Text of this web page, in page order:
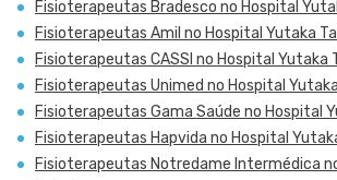
Fisioterapeutas Bradesco no Hospital
Fisioterapeutas Amil no Hospital Yutaka
Fisioterapeutas CASSI no Hospital Yutaka
Fisioterapeutas Unimed no Hospital
Fisioterapeutas Gama Saúde no Hospital
Fisioterapeutas Hapvida no Hospital
Fisioterapeutas Notredame Intermédica